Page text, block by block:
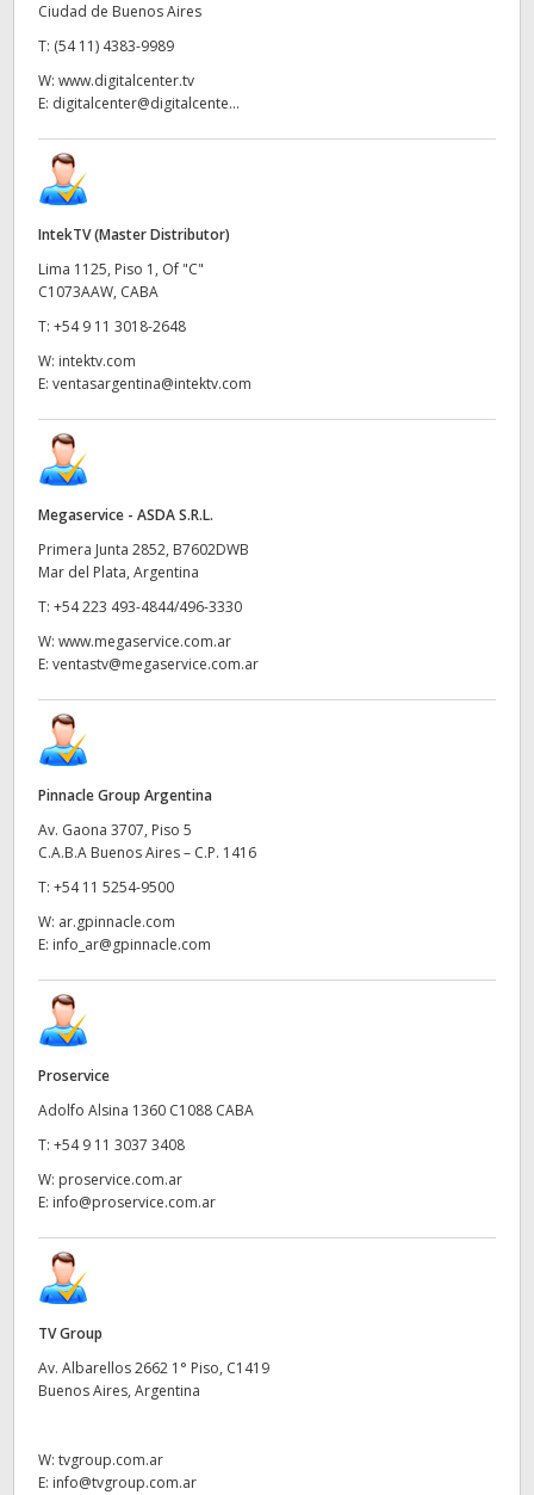
Ciudad de Buenos Aires
T: (54 11) 4383-9989
W: www.digitalcenter.tv
E: digitalcenter@digitalcente...
IntekTV (Master Distributor)
Lima 1125, Piso 1, Of "C"
C1073AAW, CABA
T: +54 9 11 3018-2648
W: intektv.com
E: ventasargentina@intektv.com
Megaservice - ASDA S.R.L.
Primera Junta 2852, B7602DWB
Mar del Plata, Argentina
T: +54 223 493-4844/496-3330
W: www.megaservice.com.ar
E: ventastv@megaservice.com.ar
Pinnacle Group Argentina
Av. Gaona 3707, Piso 5
C.A.B.A Buenos Aires – C.P. 1416
T: +54 11 5254-9500
W: ar.gpinnacle.com
E: info_ar@gpinnacle.com
Proservice
Adolfo Alsina 1360 C1088 CABA
T: +54 9 11 3037 3408
W: proservice.com.ar
E: info@proservice.com.ar
TV Group
Av. Albarellos 2662 1° Piso, C1419
Buenos Aires, Argentina
W: tvgroup.com.ar
E: info@tvgroup.com.ar